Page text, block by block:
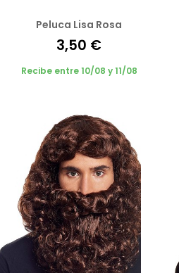
Peluca Lisa Rosa
3,50 €
Recibe entre 10/08 y 11/08